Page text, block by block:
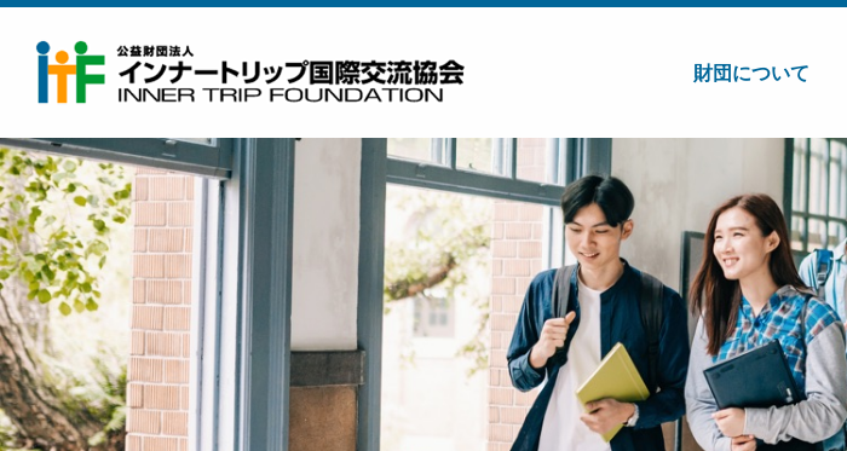
財団について